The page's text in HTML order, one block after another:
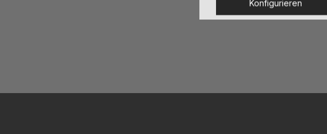
Konfigurieren